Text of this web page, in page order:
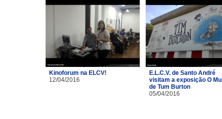
Kinoforum na ELCV!
12/04/2016
E.L.C.V. de Santo André
visitam a exposição O
de Tum Burton
05/04/2016